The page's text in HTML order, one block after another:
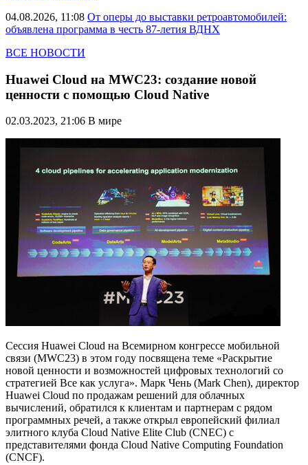
04.08.2026, 11:08 От оперы до выставки ретроавтомобилей:
объявлена программа в честь 87-летия ВДНХ
ВСЕ НОВОСТИ
Huawei Cloud на MWC23: создание новой
ценности с помощью Cloud Native
02.03.2023, 21:06 В мире
Сессия Huawei Cloud на Всемирном конгрессе мобильной
связи (MWC23) в этом году посвящена теме «Раскрытие
новой ценности и возможностей цифровых технологий со
стратегией Все как услуга». Марк Чень (Mark Chen), директор
Huawei Cloud по продажам решений для облачных
вычислений, обратился к клиентам и партнерам с рядом
программных речей, а также открыл европейский филиал
элитного клуба Cloud Native Elite Club (CNEC) с
представителями фонда Cloud Native Computing Foundation
(CNCF).